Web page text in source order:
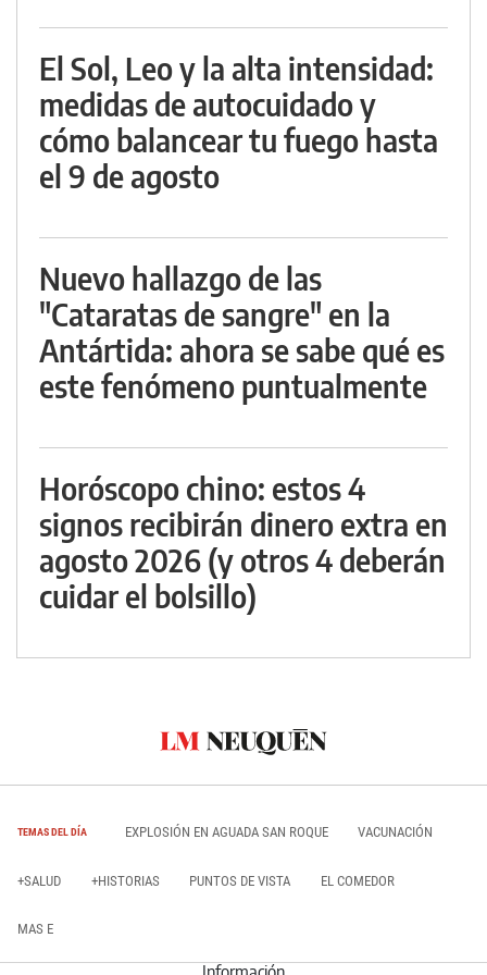
El Sol, Leo y la alta intensidad:
medidas de autocuidado y
cómo balancear tu fuego hasta
el 9 de agosto
Nuevo hallazgo de las
"Cataratas de sangre" en la
Antártida: ahora se sabe qué es
este fenómeno puntualmente
Horóscopo chino: estos 4
signos recibirán dinero extra en
agosto 2026 (y otros 4 deberán
cuidar el bolsillo)
TEMAS DEL DÍA EXPLOSIÓN EN AGUADA SAN ROQUE VACUNACIÓN
+SALUD +HISTORIAS PUNTOS DE VISTA EL COMEDOR
MAS E